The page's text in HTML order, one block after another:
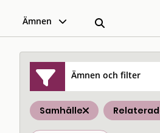
Ämnen
Ämnen och filter
Samhälle